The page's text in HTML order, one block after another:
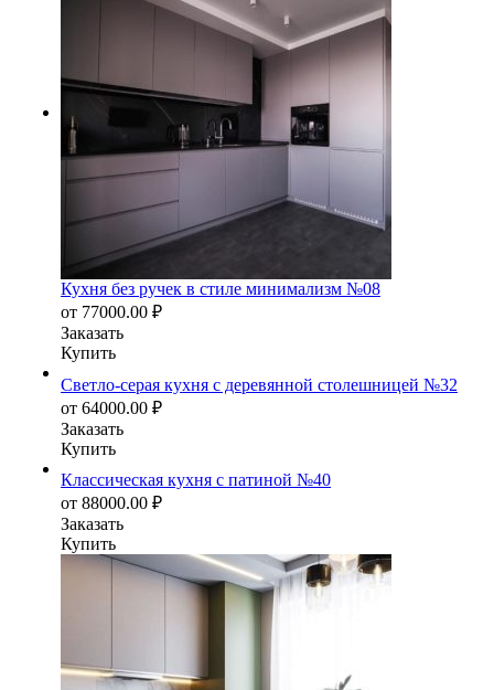
Кухня без ручек в стиле минимализм №08
от 77000.00 ₽
Заказать
Купить
Светло-серая кухня с деревянной столешницей №32
от 64000.00 ₽
Заказать
Купить
Классическая кухня с патиной №40
от 88000.00 ₽
Заказать
Купить